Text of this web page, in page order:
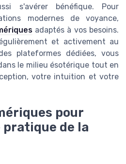
s'avérer bénéfique. Pour
modernes de voyance,
adaptés à vos besoins.
et activement au
plateformes dédiées, vous
le milieu ésotérique tout en
votre intuition et votre
pour
de la